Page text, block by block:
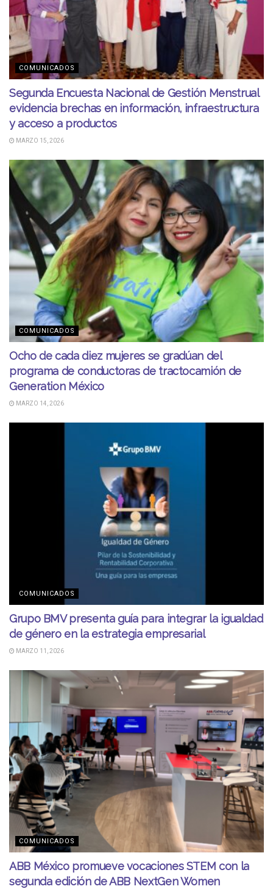
COMUNICADOS
Segunda Encuesta Nacional de Gestión Menstrual
evidencia brechas en información, infraestructura
y acceso a productos
MARZO 15, 2026
COMUNICADOS
Ocho de cada diez mujeres se gradúan del
programa de conductoras de tractocamión de
Generation México
MARZO 14, 2026
COMUNICADOS
Grupo BMV presenta guía para integrar la igualdad
de género en la estrategia empresarial
MARZO 11, 2026
COMUNICADOS
ABB México promueve vocaciones STEM con la
segunda edición de ABB NextGen Women